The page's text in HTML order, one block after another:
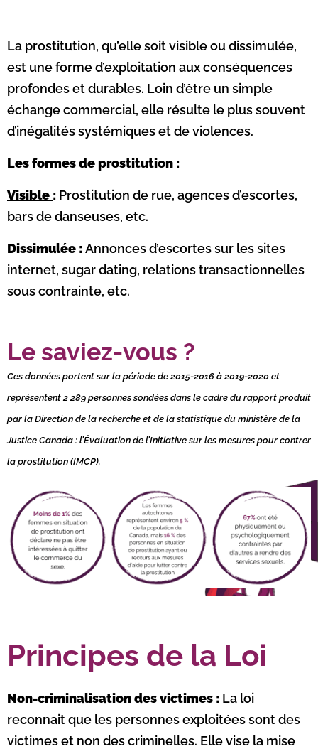
La prostitution, qu’elle soit visible ou dissimulée,
est une forme d’exploitation aux conséquences
profondes et durables. Loin d’être un simple
échange commercial, elle résulte le plus souvent
d’inégalités systémiques et de violences.
Les formes de prostitution :
Visible : Prostitution de rue, agences d’escortes,
bars de danseuses, etc.
Dissimulée :Annonces d’escortes sur les sites
internet, sugar dating, relations transactionnelles
sous contrainte, etc.
Le saviez-vous ?
Ces données portent sur la période de 2015-2016 à 2019-2020 et
représentent 2 289 personnes sondées dans le cadre du rapport produit
par la Direction de la recherche et de la statistique du ministère de la
Justice Canada : l’Évaluation de l’Initiative sur les mesures pour contrer
la prostitution (IMCP).
Principes de la Loi
Non-criminalisation des victimes : La loi
reconnait que les personnes exploitées sont des
victimes et non des criminelles. Elle vise la mise